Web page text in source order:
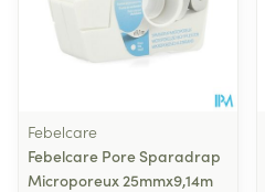
Febelcare
Febelcare Pore Sparadrap
Microporeux 25mmx9,14m